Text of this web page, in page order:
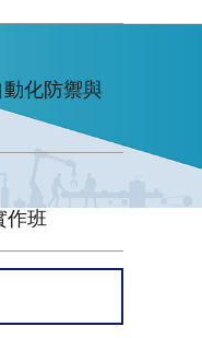
化防禦與
作班